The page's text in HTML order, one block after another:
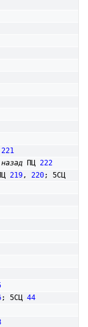
221
ПЦ 222
219, 220
; 5СЦ 44